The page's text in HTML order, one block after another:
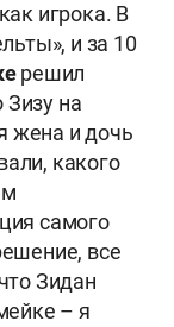
игрока. В
и за 10
решил
Зизу на
жена и дочь
какого
самого
все
Зидан
– я